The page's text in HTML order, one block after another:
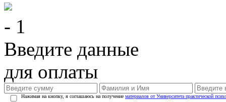
- 1
Введите данные
для оплаты
Нажимая на кнопку, я соглашаюсь на получение материалов от Университета практической